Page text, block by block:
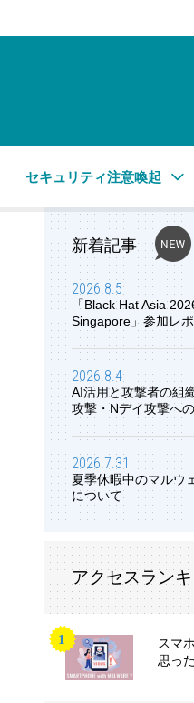
セキュリティ注意喚起
新着記事
2026.8.5
「Black Hat Asia
Singapore」参加レ
2026.8.4
AI活用と攻撃者の組
攻撃・Nデイ攻撃へ
2026.7.31
夏季休暇中のマルウ
について
アクセスラン
スマ
思っ